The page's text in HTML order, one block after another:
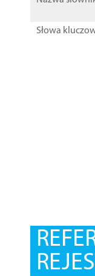
Słowa